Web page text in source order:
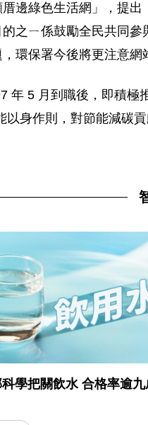
邊綠色生活網」，提
之ㄧ係鼓勵全民共同
環保署今後將更注意
年 5 月到職後，即積
身作則，對節能減碳貢
學把關飲水 合格率逾九